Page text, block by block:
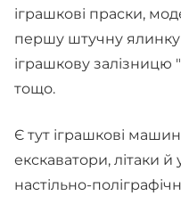
іграшкові праски,
першу штучну ялинку
іграшкову залізницю
тощо.
Є тут іграшкові
екскаватори, літаки й
настільно-